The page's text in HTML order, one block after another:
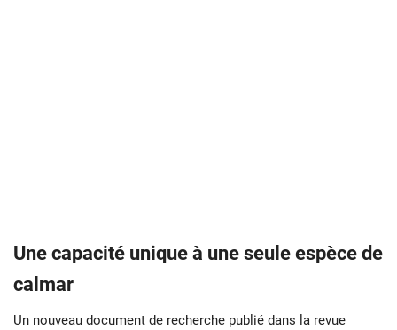
Une capacité unique à une seule espèce de
calmar
Un nouveau document de recherche publié dans la revue